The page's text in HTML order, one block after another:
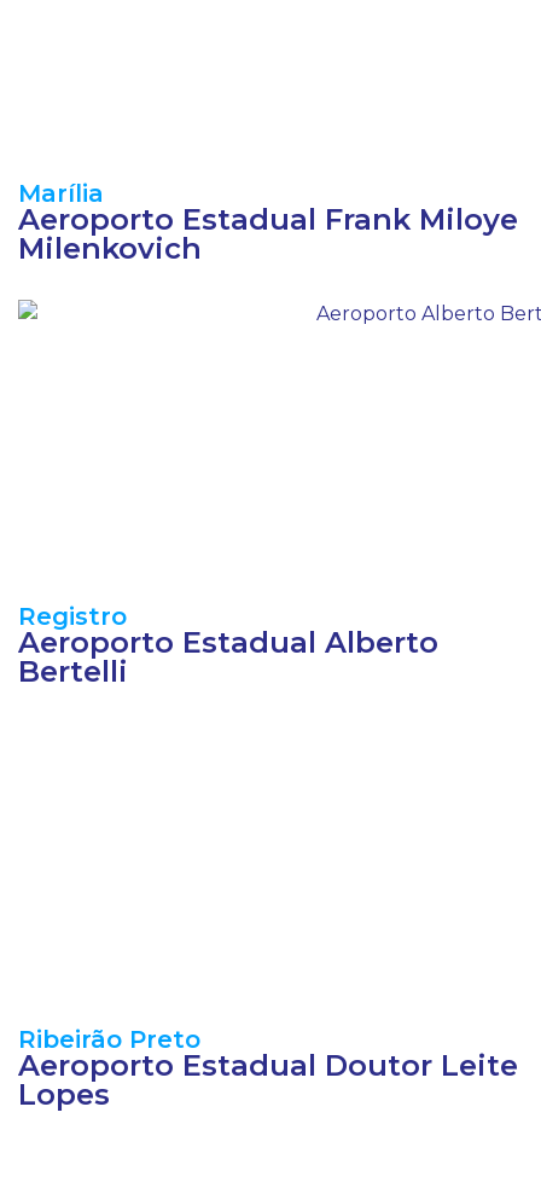
Marília
Aeroporto Estadual Frank Miloye
Milenkovich
Registro
Aeroporto Estadual Alberto
Bertelli
Ribeirão Preto
Aeroporto Estadual Doutor Leite
Lopes